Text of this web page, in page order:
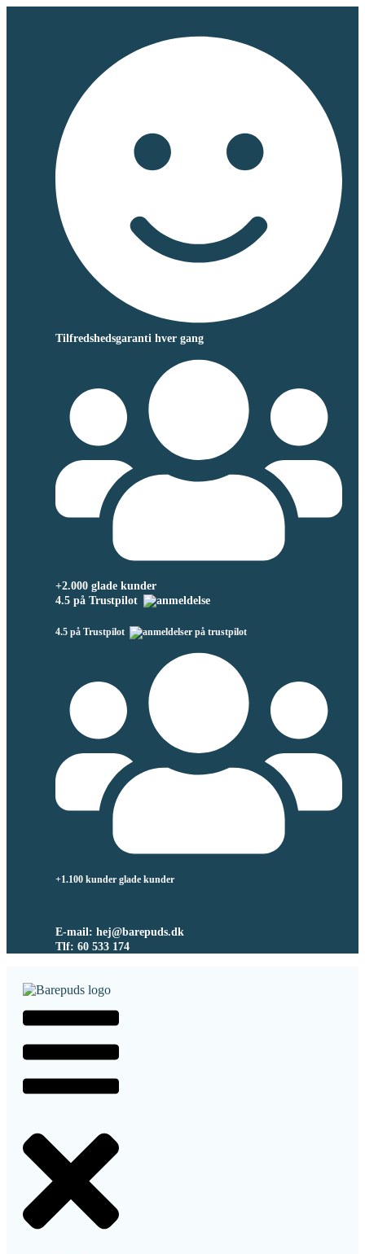
Tilfredshedsgaranti hver gang
+2.000 glade kunder
4.5 på Trustpilot
4.5 på Trustpilot
+1.100 kunder glade kunder
E-mail: hej@barepuds.dk
Tlf: 60 533 174